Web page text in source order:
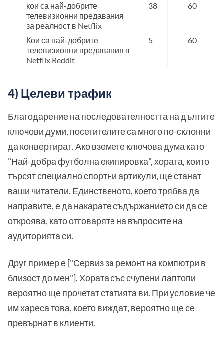
кои са най-добрите
телевизионни предавания
за реалност в Netflix
38 60
Кои са най-добрите
телевизионни предавания в
Netflix Reddit
5 60
4) Целеви трафик
Благодарение на последователността на дългите
ключови думи, посетителите са много по-склонни
да конвертират. Ако вземете ключова дума като
"Най-добра футболна екипировка", хората, които
търсят специално спортни артикули, ще станат
ваши читатели. Единственото, което трябва да
направите, е да накарате съдържанието си да се
откроява, като отговаряте на въпросите на
аудиторията си.
Друг пример е ["Сервиз за ремонт на компютри в
близост до мен"]. Хората със счупени лаптопи
вероятно ще прочетат статията ви. При условие че
им хареса това, което виждат, вероятно ще се
превърнат в клиенти.